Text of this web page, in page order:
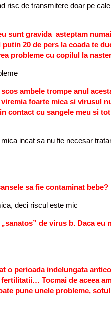
risc de transmitere doar pe
sunt gravida asteptam
20 de pers la coada te
probleme cu copilul la
ambele trompe anul
foarte mica si virusul
cu sangele meu si
incat sa nu fie necesar
sa fie contaminat bebe?
deci riscul este mic
de virus b. Daca
perioada indelungata
Tocmai de aceea
pune unele probleme,